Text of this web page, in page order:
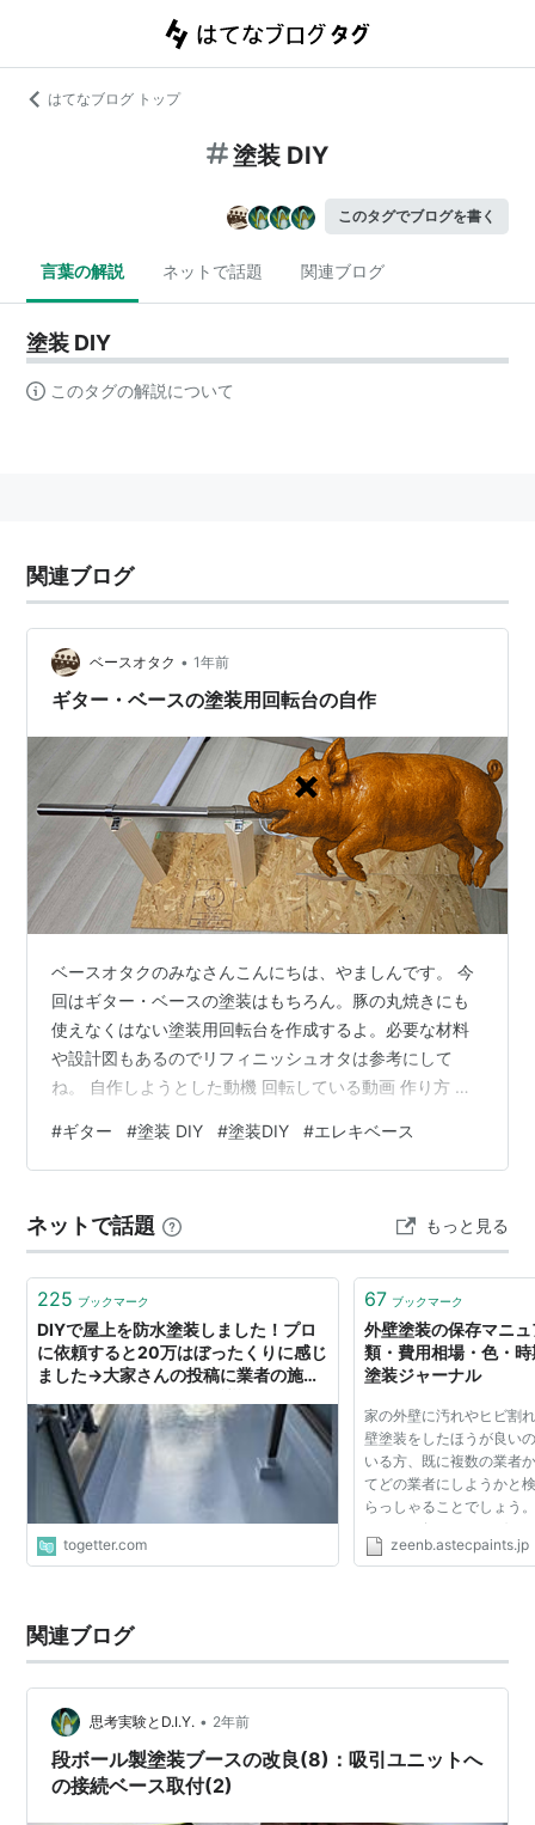
はてなブログ トップ
塗装 DIY
このタグでブログを書く
言葉の解説 ネットで話題 関連ブログ
塗装 DIY
このタグの解説について
関連ブログ
ベースオタク • 1年前
ギター・ベースの塗装用回転台の自作
ベースオタクのみなさんこんにちは、やましんです。 今
回はギター・ベースの塗装はもちろん。豚の丸焼きにも
使えなくはない塗装用回転台を作成するよ。必要な材料
や設計図もあるのでリフィニッシュオタは参考にして
ね。 自作しようとした動機 回転している動画 作り方 材
ったベース塗装用のハンガーがこれなんだけど。 このハ
ンガーは、構造上どうしても高さのあるスペースが必要
るから、狭い場所で作業すると空気中に充満してしま
う。ガスマスクを付けていても吸い込んでしまい、肺に
映ってトリップ寸前になるんだ。 そこ…
#ギター #塗装 DIY #塗装DIY #エレキベース
ネットで話題 もっと見る
225 ブックマーク
DIYで屋上を防水塗装しました！プロ
に依頼すると20万はぼったくりに感じ
ました→大家さんの投稿に業者の施工
togetter.com
67 ブックマーク
外壁塗装の保存マニ
類・費用相場・色・
塗装ジャーナル
家の外壁に汚れやヒビ割
壁塗装をしたほうが良い
いる方、既に複数の業者
てどの業者にしようかと
らっしゃることでしょう
あたって何からすればよ
注意すれば良いのか？素
zeenb.astecpaints.jp
関連ブログ
思考実験とD.I.Y. • 2年前
段ボール製塗装ブースの改良(8)：吸引ユニットへ
の接続ベース取付(2)